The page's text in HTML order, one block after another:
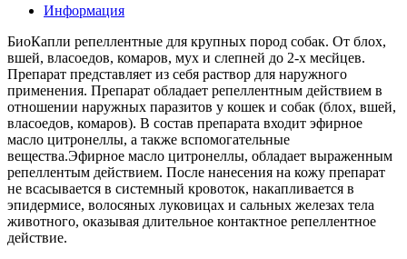
Информация
БиоКапли репеллентные для крупных пород собак. От блох,
вшей, власоедов, комаров, мух и слепней до 2-х месйцев.
Препарат представляет из себя раствор для наружного
применения. Препарат обладает репеллентным действием в
отношении наружных паразитов у кошек и собак (блох, вшей,
власоедов, комаров). В состав препарата входит эфирное
масло цитронеллы, а также вспомогательные
вещества.Эфирное масло цитронеллы, обладает выраженным
репеллентым действием. После нанесения на кожу препарат
не всасывается в системный кровоток, накапливается в
эпидермисе, волосяных луковицах и сальных железах тела
животного, оказывая длительное контактное репеллентное
действие.